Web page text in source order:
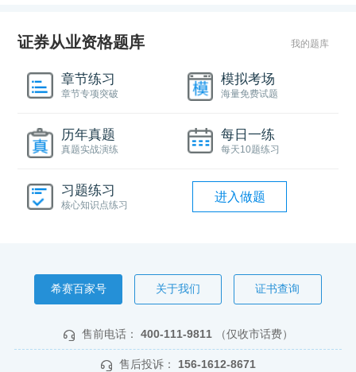
证券从业资格题库 我的题库
章节练习
章节专项突破
模拟考场
海量免费试题
历年真题
真题实战演练
每日一练
每天10题练习
习题练习
核心知识点练习
进入做题
希赛百家号 关于我们 证书查询
售前电话： 400-111-9811 （仅收市话费）
售后投诉： 156-1612-8671